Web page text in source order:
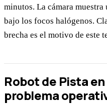
minutos. La cámara
bajo los focos halógenos.
brecha es el motivo de este
Robot de Pista
problema